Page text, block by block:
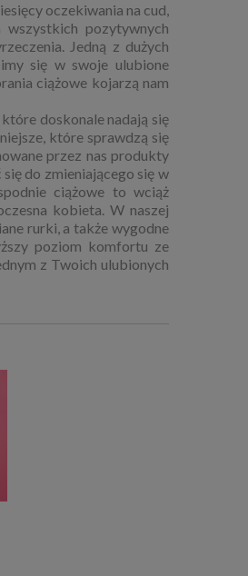
oczekiwania na cud,
pozytywnych
Jedną z dużych
się w swoje ulubione
ciążowe kojarzą nam
doskonale nadają się
które sprawdzą się
przez nas produkty
do zmieniającego się w
ciążowe to wciąż
kobieta. W naszej
rurki, a także wygodne
poziom komfortu ze
z Twoich ulubionych